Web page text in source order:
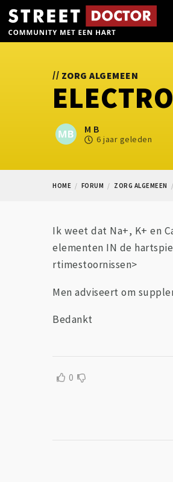
// ZORG ALGEMEEN
M B
6 jaar geleden
HOME FORUM ZORG ALGEMEEN
Ik weet dat Na+, K+ en
elementen IN de
rtimestoornissen>
Men adviseert om
Bedankt
0